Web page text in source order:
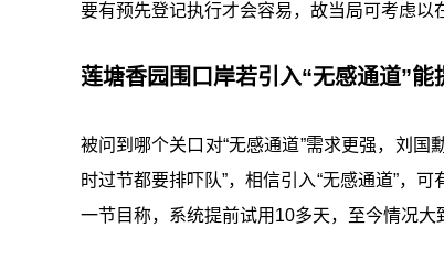
要有预先登记执行才会容易，故当局可考虑以
莲塘香园围口岸若引入“无感通道”能
被问到哪个关口对“无感通道”需求更强，刘
时过节都要排吓队”，相信引入“无感通道”，
一节目称，系统提前试用10多天，至今情况大